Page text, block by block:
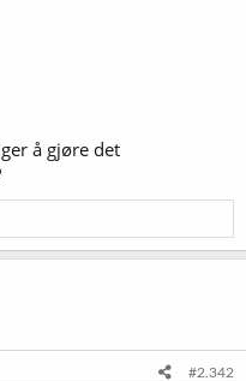
å gjøre det
#2.342